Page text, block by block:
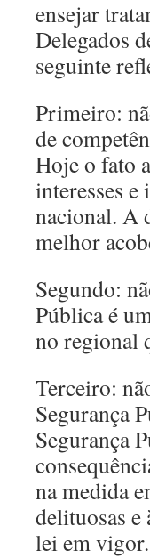
ensejar
Delegados
seguinte
Primeiro:
de
Hoje o fato
interesses
nacional. A
melhor
Segundo:
Pública é
no regional
Terceiro:
Segurança
Segurança
na medida
delituosas e
lei em vigor.